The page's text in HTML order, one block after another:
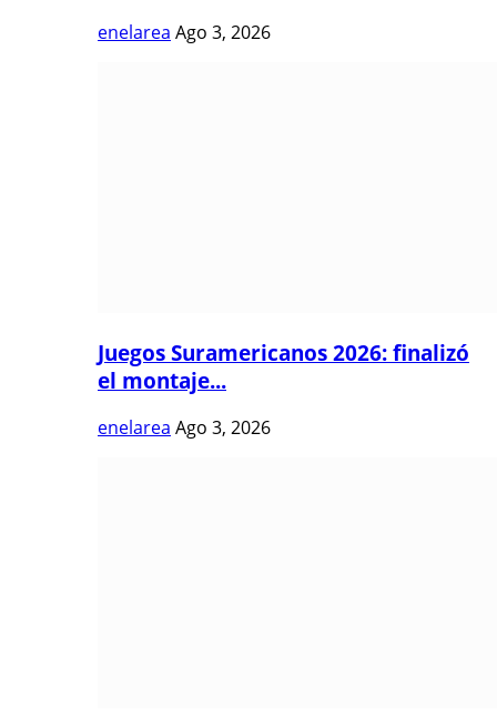
enelarea Ago 3, 2026
Juegos Suramericanos 2026: finalizó
el montaje...
enelarea Ago 3, 2026